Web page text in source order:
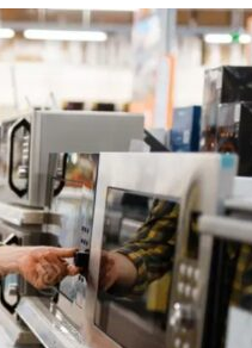
Noticias
de
Argentina